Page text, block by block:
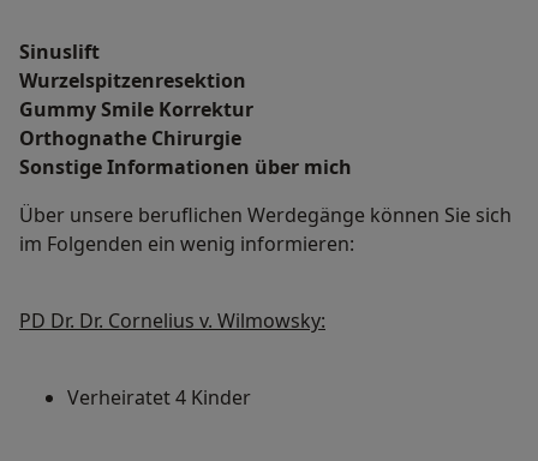
Sinuslift
Wurzelspitzenresektion
Gummy Smile Korrektur
Orthognathe Chirurgie
Sonstige Informationen über mich
Über unsere beruflichen Werdegänge können Sie sich
im Folgenden ein wenig informieren:
PD Dr. Dr. Cornelius v. Wilmowsky:
Verheiratet 4 Kinder